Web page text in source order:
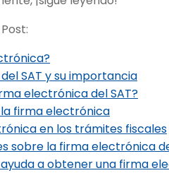
SAT y su importancia
electrónica del SAT?
firma electrónica
en los trámites fiscales
sobre la firma electrónica
a obtener una firma